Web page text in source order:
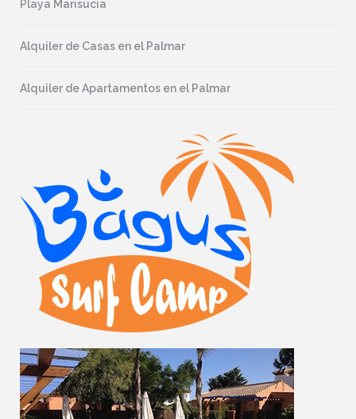
Playa Marisucia
Alquiler de Casas en el Palmar
Alquiler de Apartamentos en el Palmar